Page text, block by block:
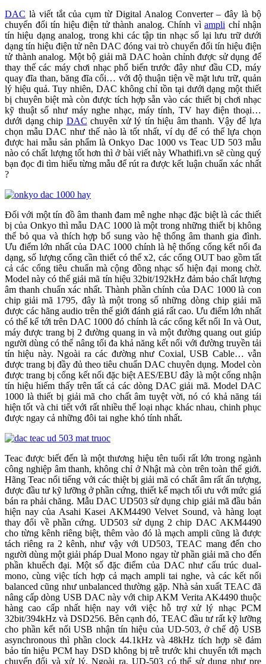
DAC là viết tắt của cụm từ Digital Analog Converter – đây là bộ
chuyển đổi tín hiệu điện tử thành analog. Chính vì ampli chỉ nhận
tín hiệu dạng analog, trong khi các tập tin nhạc số lại lưu trữ dưới
dạng tín hiệu điện tử nên DAC đóng vai trò chuyển đổi tín hiệu điện
tử thành analog. Một bộ giải mã DAC hoàn chỉnh được sử dụng để
thay thế các máy chơi nhạc phổ biến trước đây như đầu CD, máy
quay đĩa than, băng đĩa cối… với độ thuận tiện về mặt lưu trữ, quản
lý hiệu quả. Tuy nhiên, DAC không chỉ tồn tại dưới dạng một thiết
bị chuyên biệt mà còn được tích hợp sẵn vào các thiết bị chơi nhạc
kỹ thuật số như máy nghe nhạc, máy tính, TV hay điện thoại…
dưới dạng chip DAC chuyên xử lý tín hiệu âm thanh. Vậy để lựa
chọn mẫu DAC như thế nào là tốt nhất, ví dụ để có thể lựa chọn
được hai mẫu sản phẩm là Onkyo Dac 1000 vs Teac UD 503 mẫu
nào có chất lượng tốt hơn thì ở bài viết này Whathifi.vn sẽ cùng quý
bạn đọc đi tìm hiểu từng mẫu để rút ra được kết luận chuẩn xác nhất
?
Đối với một tín đồ âm thanh đam mê nghe nhạc đặc biệt là các thiết
bị của Onkyo thì mẫu DAC 1000 là một trong những thiết bị không
thể bỏ qua và thích hợp bổ sung vào hệ thống âm thanh gia đình.
Ưu điểm lớn nhất của DAC 1000 chính là hệ thống cổng kết nối đa
dạng, số lượng cổng cần thiết có thể x2, các cổng OUT bao gồm tất
cả các cổng tiêu chuẩn mà cộng đồng nhạc số hiện đại mong chờ.
Model này có thể giải mã tín hiệu 32bit/192kHz đảm bảo chất lượng
âm thanh chuẩn xác nhất. Thành phần chính của DAC 1000 là con
chip giải mã 1795, đây là một trong số những dòng chip giải mã
được các hãng audio trên thế giới đánh giá rất cao. Ưu điểm lớn nhất
có thể kể tới trên DAC 1000 đó chính là các cổng kết nối In và Out,
máy được trang bị 2 đường quang in và một đường quang out giúp
người dùng có thể nâng tối đa khả năng kết nối với đường truyền tải
tín hiệu này. Ngoài ra các đường như Coxial, USB Cable… vẫn
được trang bị đầy đủ theo tiêu chuẩn DAC chuyên dụng. Model còn
được trang bị cổng kết nối đặc biệt AES/EBU đây là một cổng nhận
tín hiệu hiếm thấy trên tất cả các dòng DAC giải mã. Model DAC
1000 là thiết bị giải mã cho chất âm tuyệt vời, nó có khả năng tái
hiện tốt và chi tiết với rất nhiều thể loại nhạc khác nhau, chinh phục
được ngay cả những đôi tai nghe khó tính nhất.
Teac được biết đến là một thương hiệu tên tuổi rất lớn trong ngành
công nghiệp âm thanh, không chỉ ở Nhật mà còn trên toàn thế giới.
Hãng Teac nổi tiếng với các thiệt bị giải mã có chất âm rất ấn tượng,
được đầu tư kỹ lưỡng ở phần cứng, thiết kế mạch tối ưu với mức giá
bán ra phải chăng. Mẫu DAC UD503 sử dụng chip giải mã đầu bản
hiện nay của Asahi Kasei AKM4490 Velvet Sound, và hàng loạt
thay đổi về phần cứng. UD503 sử dụng 2 chip DAC AKM4490
cho từng kênh riêng biệt, thêm vào đó là mạch ampli cũng là được
tách riêng ra 2 kênh, như vậy với UD503, TEAC mang đến cho
người dùng một giải pháp Dual Mono ngay từ phần giải mã cho đến
phần khuếch đại. Một số đặc điểm của DAC như cấu trúc dual-
mono, cùng việc tích hợp cả mạch ampli tai nghe, và các kết nối
balanced cũng như unbalanced thường gặp. Nhà sản xuất TEAC đã
nâng cấp dòng USB DAC này với chip AKM Verita AK4490 thuộc
hàng cao cấp nhất hiện nay với việc hỗ trợ xử lý nhạc PCM
32bit/394kHz và DSD256. Bên cạnh đó, TEAC đầu tư rất kỹ lưỡng
cho phần kết nối USB nhận tín hiệu của UD-503, ở chế độ USB
asynchronous thì phần clock 44.1kHz và 48kHz tích hợp sẽ đảm
bảo tín hiệu PCM hay DSD không bị trễ trước khi chuyển tới mạch
chuyển đổi và xử lý. Ngoài ra, UD-503 có thể sử dụng như pre